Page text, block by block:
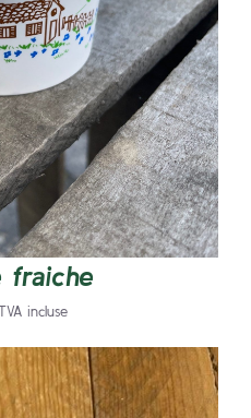
/ DÉTAILS
fraiche
incluse